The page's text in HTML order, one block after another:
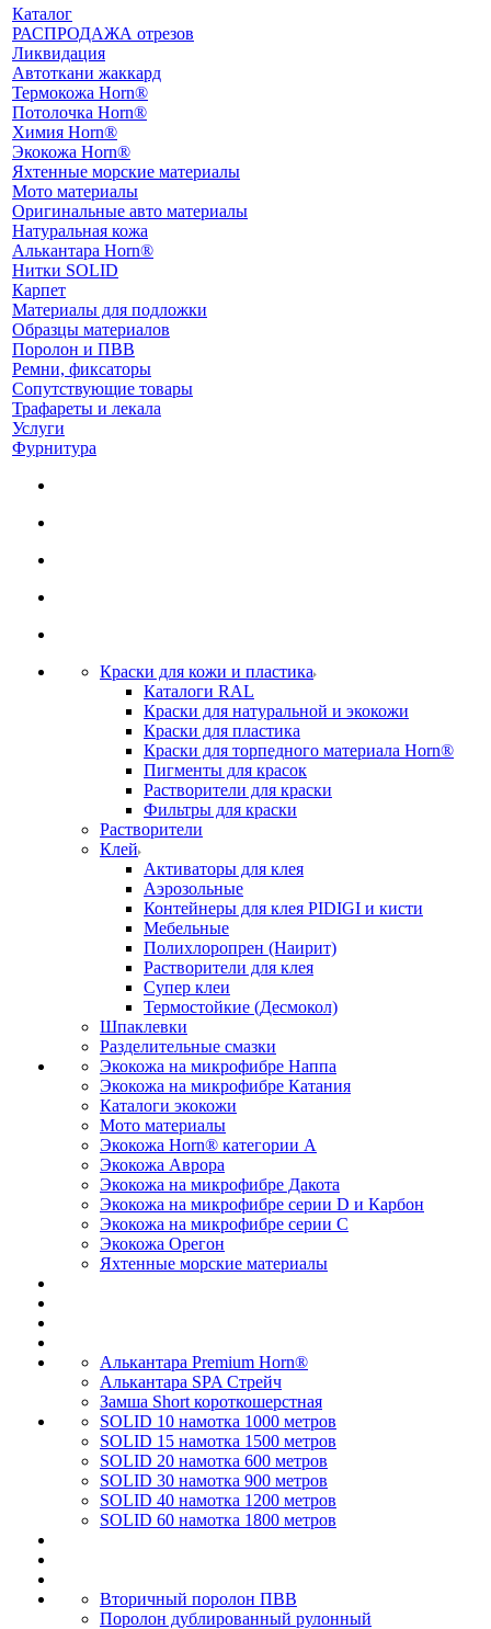
Каталог
РАСПРОДАЖА отрезов
Ликвидация
Автоткани жаккард
Термокожа Horn®
Потолочка Horn®
Химия Horn®
Экокожа Horn®
Яхтенные морские материалы
Мото материалы
Оригинальные авто материалы
Натуральная кожа
Алькантара Horn®
Нитки SOLID
Карпет
Материалы для подложки
Образцы материалов
Поролон и ПВВ
Ремни, фиксаторы
Сопутствующие товары
Трафареты и лекала
Услуги
Фурнитура
Краски для кожи и пластика
Каталоги RAL
Краски для натуральной и экокожи
Краски для пластика
Краски для торпедного материала Horn®
Пигменты для красок
Растворители для краски
Фильтры для краски
Растворители
Клей
Активаторы для клея
Аэрозольные
Контейнеры для клея PIDIGI и кисти
Мебельные
Полихлоропрен (Наирит)
Растворители для клея
Супер клеи
Термостойкие (Десмокол)
Шпаклевки
Разделительные смазки
Экокожа на микрофибре Наппа
Экокожа на микрофибре Катания
Каталоги экокожи
Мото материалы
Экокожа Horn® категории A
Экокожа Аврора
Экокожа на микрофибре Дакота
Экокожа на микрофибре серии D и Карбон
Экокожа на микрофибре серии С
Экокожа Орегон
Яхтенные морские материалы
Алькантара Premium Horn®
Алькантара SPA Стрейч
Замша Short короткошерстная
SOLID 10 намотка 1000 метров
SOLID 15 намотка 1500 метров
SOLID 20 намотка 600 метров
SOLID 30 намотка 900 метров
SOLID 40 намотка 1200 метров
SOLID 60 намотка 1800 метров
Вторичный поролон ПВВ
Поролон дублированный рулонный